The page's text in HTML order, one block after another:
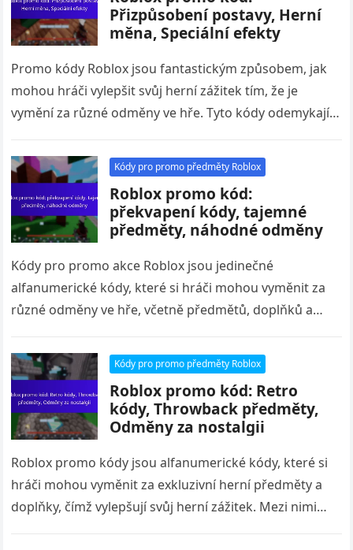
Přizpůsobení postavy, Herní
měna, Speciální efekty
Promo kódy Roblox jsou fantastickým způsobem, jak
mohou hráči vylepšit svůj herní zážitek tím, že je
vymění za různé odměny ve hře. Tyto kódy odemykají
Kódy pro promo předměty Roblox
Roblox promo kód:
překvapení kódy, tajemné
předměty, náhodné odměny
Kódy pro promo akce Roblox jsou jedinečné
alfanumerické kódy, které si hráči mohou vyměnit za
různé odměny ve hře, včetně předmětů, doplňků a
Kódy pro promo předměty Roblox
Roblox promo kód: Retro
kódy, Throwback předměty,
Odměny za nostalgii
Roblox promo kódy jsou alfanumerické kódy, které si
hráči mohou vyměnit za exkluzivní herní předměty a
doplňky, čímž vylepšují svůj herní zážitek. Mezi nimi